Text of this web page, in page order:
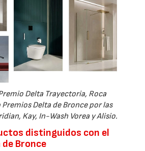
Delta Trayectoria, Roca
Delta de Bronce por las
Kay, In-Wash Vorea y Alisio.
distinguidos con el
Bronce